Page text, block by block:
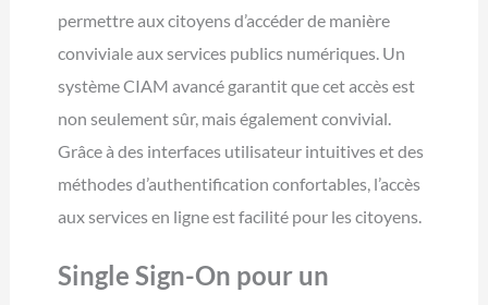
permettre aux citoyens d’accéder de manière
conviviale aux services publics numériques. Un
système CIAM avancé garantit que cet accès est
non seulement sûr, mais également convivial.
Grâce à des interfaces utilisateur intuitives et des
méthodes d’authentification confortables, l’accès
aux services en ligne est facilité pour les citoyens.
Single Sign-On pour un